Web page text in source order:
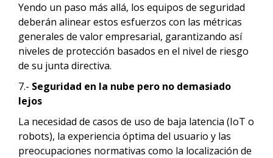
Yendo un paso más allá, los equipos de seguridad
deberán alinear estos esfuerzos con las métricas
generales de valor empresarial, garantizando así
niveles de protección basados en el nivel de riesgo
de su junta directiva.
7.- Seguridad en la nube pero no demasiado
lejos
La necesidad de casos de uso de baja latencia (IoT o
robots), la experiencia óptima del usuario y las
preocupaciones normativas como la localización de